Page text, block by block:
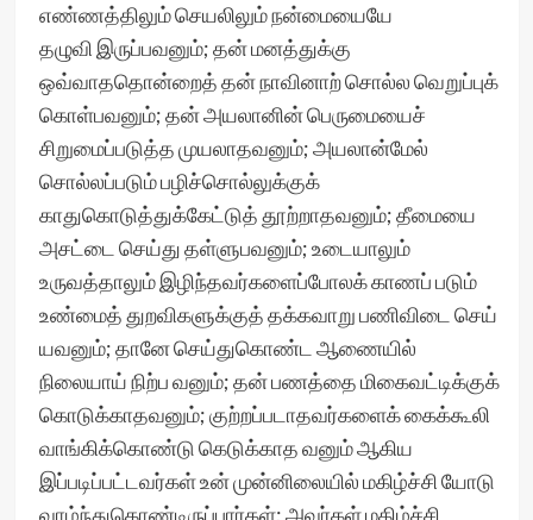
எண்ணத்திலும் செயலிலும் நன்மையையே
தழுவி இருப்பவனும்; தன் மனத்துக்கு
ஒவ்வாததொன்றைத் தன் நாவினாற் சொல்ல வெறுப்புக்
கொள்பவனும்; தன் அயலானின் பெருமையைச்
சிறுமைப்படுத்த முயலாதவனும்; அயலான்மேல்
சொல்லப்படும் பழிச்சொல்லுக்குக்
காதுகொடுத்துக்கேட்டுத் தூற்றாதவனும்; தீமையை
அசட்டை செய்து தள்ளுபவனும்; உடையாலும்
உருவத்தாலும் இழிந்தவர்களைப்போலக் காணப் படும்
உண்மைத் துறவிகளுக்குத் தக்கவாறு பணிவிடை செய்
யவனும்; தானே செய்துகொண்ட ஆணையில்
நிலையாய் நிற்ப வனும்; தன் பணத்தை மிகைவட்டிக்குக்
கொடுக்காதவனும்; குற்றப்படாதவர்களைக் கைக்கூலி
வாங்கிக்கொண்டு கெடுக்காத வனும் ஆகிய
இப்படிப்பட்டவர்கள் உன் முன்னிலையில் மகிழ்ச்சி யோடு
வாழ்ந்துகொண்டிருப்பார்கள்; அவர்கள் மகிழ்ச்சி